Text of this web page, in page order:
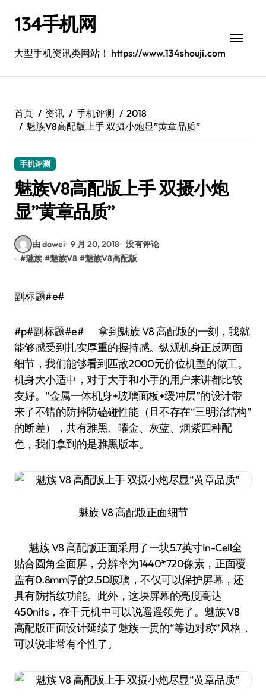
134手机网
大型手机资讯类网站！ https://www.134shouji.com
首页 资讯 手机评测
2018
魅族V8高配版上手 双摄小炮显”黄章品质”
手机评测
魅族V8高配版上手 双摄小炮
显”黄章品质”
由 dawei 9 月 20, 2018 没有评论
#魅族 #魅族V8 #魅族V8高配版
副标题#e#
#p#副标题#e# 拿到魅族 V8 高配版的一刻，我就
能够感受到扎实厚重的握持感。纵观机身正反两面
细节，我们能够看到匹敌2000元价位机型的做工。
机身大小适中，对于大手和小手的用户来讲都比较
友好。“金属一体机身+玻璃面板+缓冲层”的设计带
来了不错的防摔防磕碰性能（且不存在“三明治结构”
的断差），共有雅黑、曜金、灰蓝、烟紫四种配
色，我们拿到的是雅黑版本。
魅族 V8 高配版正面细节
魅族 V8 高配版正面采用了一块5.7英寸In-Cell全
贴合圆角全面屏，分辨率为1440*720像素，正面覆
盖有0.8mm厚的2.5D玻璃，不仅可以保护屏幕，还
具有防指纹功能。此外，这块屏幕的亮度高达
450nits，在千元机中可以说遥遥领先了。魅族 V8
高配版正面设计延续了魅族一贯的“等边对称”风格，
可以说非常有个性了。